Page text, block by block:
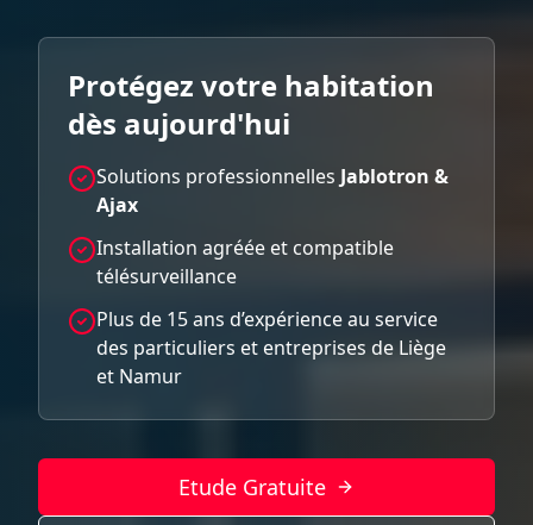
Protégez votre habitation
dès aujourd'hui
Solutions professionnelles Jablotron &
Ajax
Installation agréée et compatible
télésurveillance
Plus de 15 ans d’expérience au service
des particuliers et entreprises de Liège
et Namur
Etude Gratuite